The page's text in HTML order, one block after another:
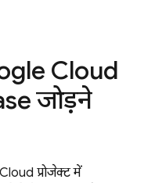
Cloud
जोड़ने
प्रोजेक्ट में